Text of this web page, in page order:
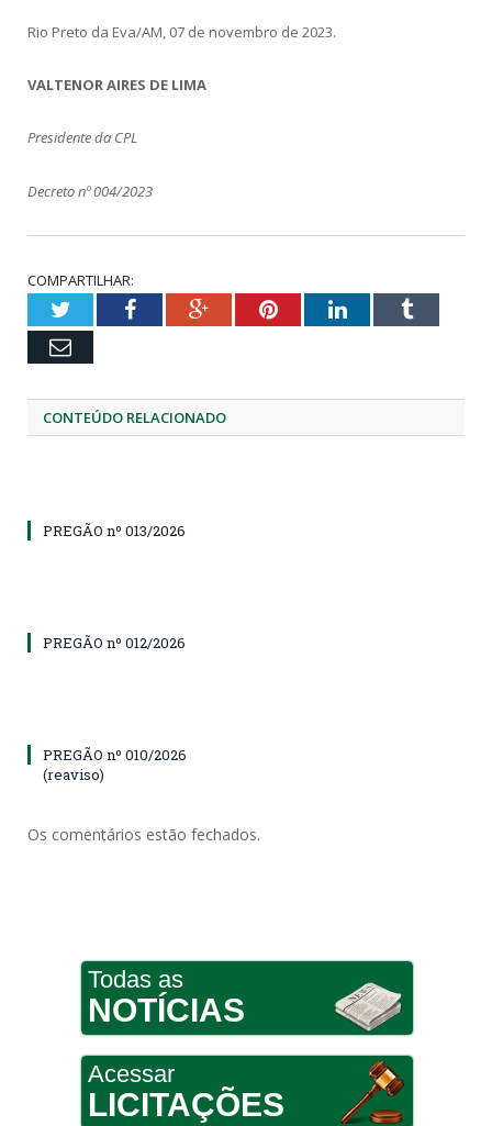
Rio Preto da Eva/AM, 07 de novembro de 2023.
VALTENOR AIRES DE LIMA
Presidente da CPL
Decreto nº 004/2023
COMPARTILHAR:
TwitterFacebookGoogle+PinterestLinkedInTumblr
Email
CONTEÚDO RELACIONADO
PREGÃO nº 013/2026
PREGÃO nº 012/2026
PREGÃO nº 010/2026
(reaviso)
Os comentários estão fechados.
Todas as
NOTÍCIAS
Acessar
LICITAÇÕES